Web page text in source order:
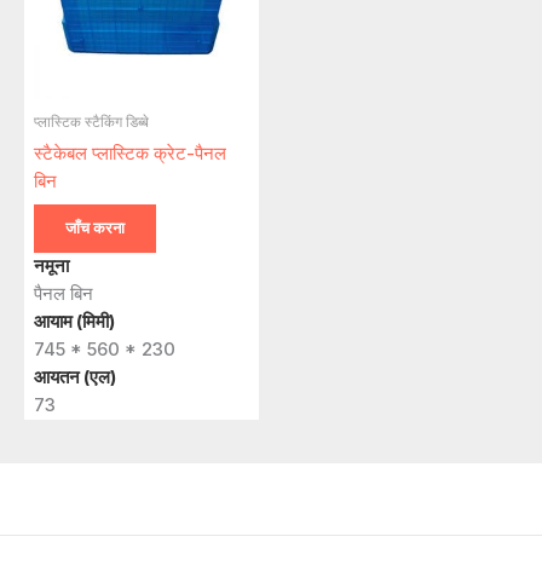
प्लास्टिक स्टैकिंग डिब्बे
स्टैकेबल प्लास्टिक क्रेट-पैनल
बिन
जाँच करना
नमूना
पैनल बिन
आयाम (मिमी)
745 * 560 * 230
आयतन (एल)
73